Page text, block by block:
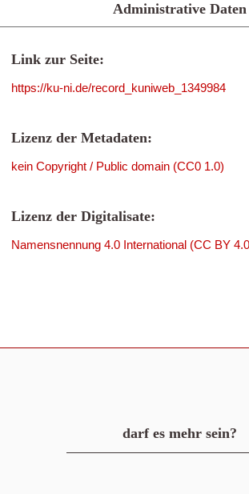
Administrative Daten
Link zur Seite:
https://ku-ni.de/record_kuniweb_1349984
Lizenz der Metadaten:
kein Copyright / Public domain (CC0 1.0)
Lizenz der Digitalisate:
Namensnennung 4.0 International (CC BY
darf es mehr sein?